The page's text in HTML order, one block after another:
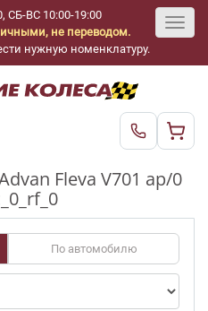
СБ-ВС 10:00-19:00
не переводом.
нужную номенклатуру.
Fleva V701 ap/0
По автомобилю